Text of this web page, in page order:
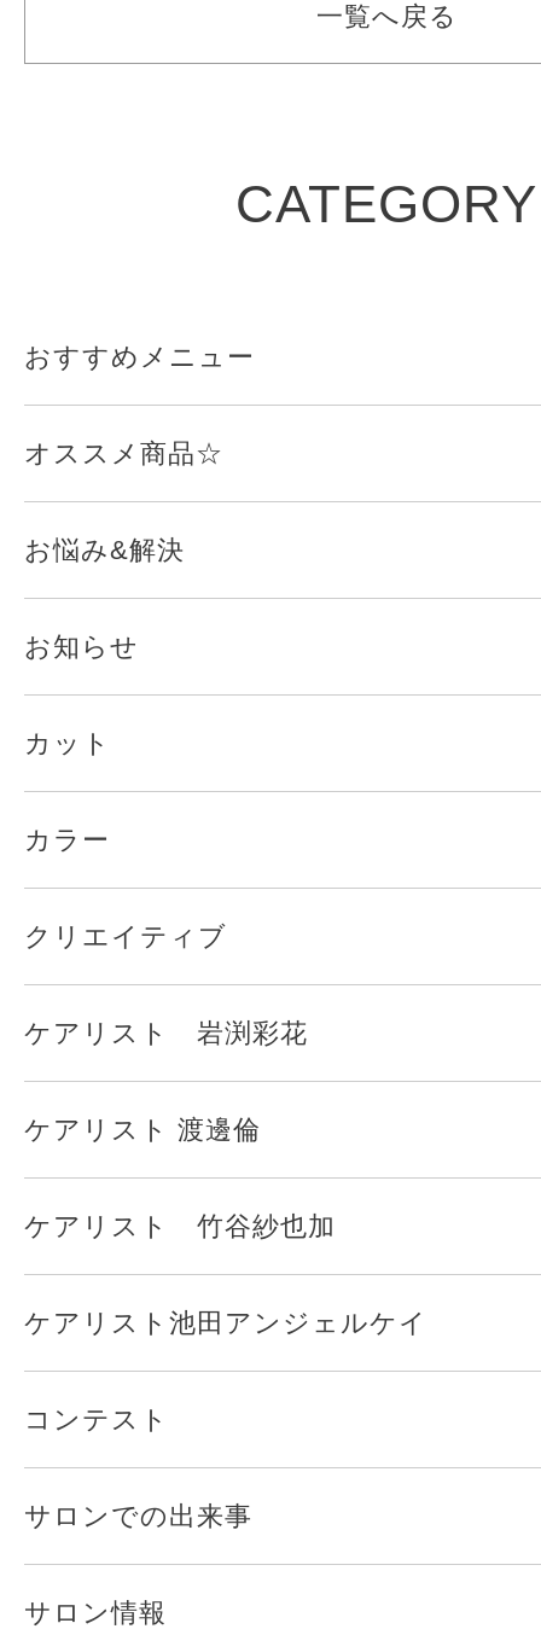
一覧へ戻る
CATEGORY
おすすめメニュー
オススメ商品☆
お悩み&解決
お知らせ
カット
カラー
クリエイティブ
ケアリスト 岩渕彩花
ケアリスト 渡邊倫
ケアリスト 竹谷紗也加
ケアリスト池田アンジェルケイ
コンテスト
サロンでの出来事
サロン情報